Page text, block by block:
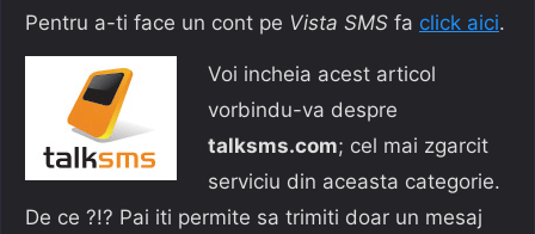
Pentru a-ti face un cont pe Vista SMS fa click aici.
Voi incheia acest articol
vorbindu-va despre
talksms.com; cel mai zgarcit
serviciu din aceasta categorie.
De ce ?!? Pai iti permite sa trimiti doar un mesaj